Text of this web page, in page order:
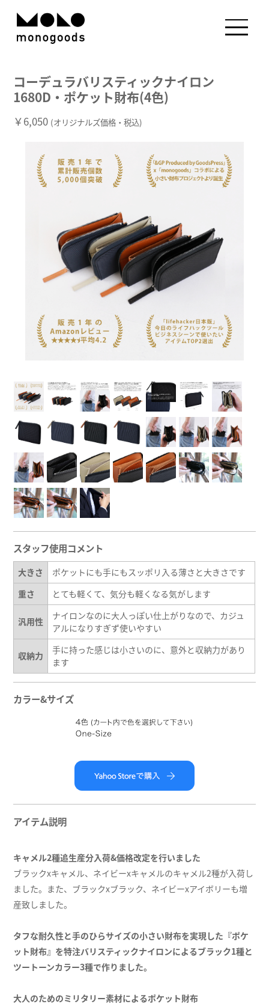
コーデュラバリスティックナイロン
1680D・ポケット財布(4色)
￥6,050 (オリジナルズ価格・税込)
スタッフ使用コメント
大きさ
ポケットにも手にもスッポリ入る薄さと大きさです
重さ
とても軽くて、気分も軽くなる気がします
汎用性
ナイロンなのに大人っぽい仕上がりなので、カジュ
アルになりすぎず使いやすい
収納力
手に持った感じは小さいのに、意外と収納力があり
ます
カラー&サイズ
アイテム説明
キャメル2種追生産分入荷&価格改定を行いました
ブラックxキャメル、ネイビーxキャメルのキャメル2種が入荷し
ました。また、ブラックxブラック、ネイビーxアイボリーも増
産致しました。
タフな耐久性と手のひらサイズの小さい財布を実現した『ポケ
ット財布』を特注バリスティックナイロンによるブラック1種と
ツートーンカラー3種で作りました。
大人のためのミリタリー素材によるポケット財布